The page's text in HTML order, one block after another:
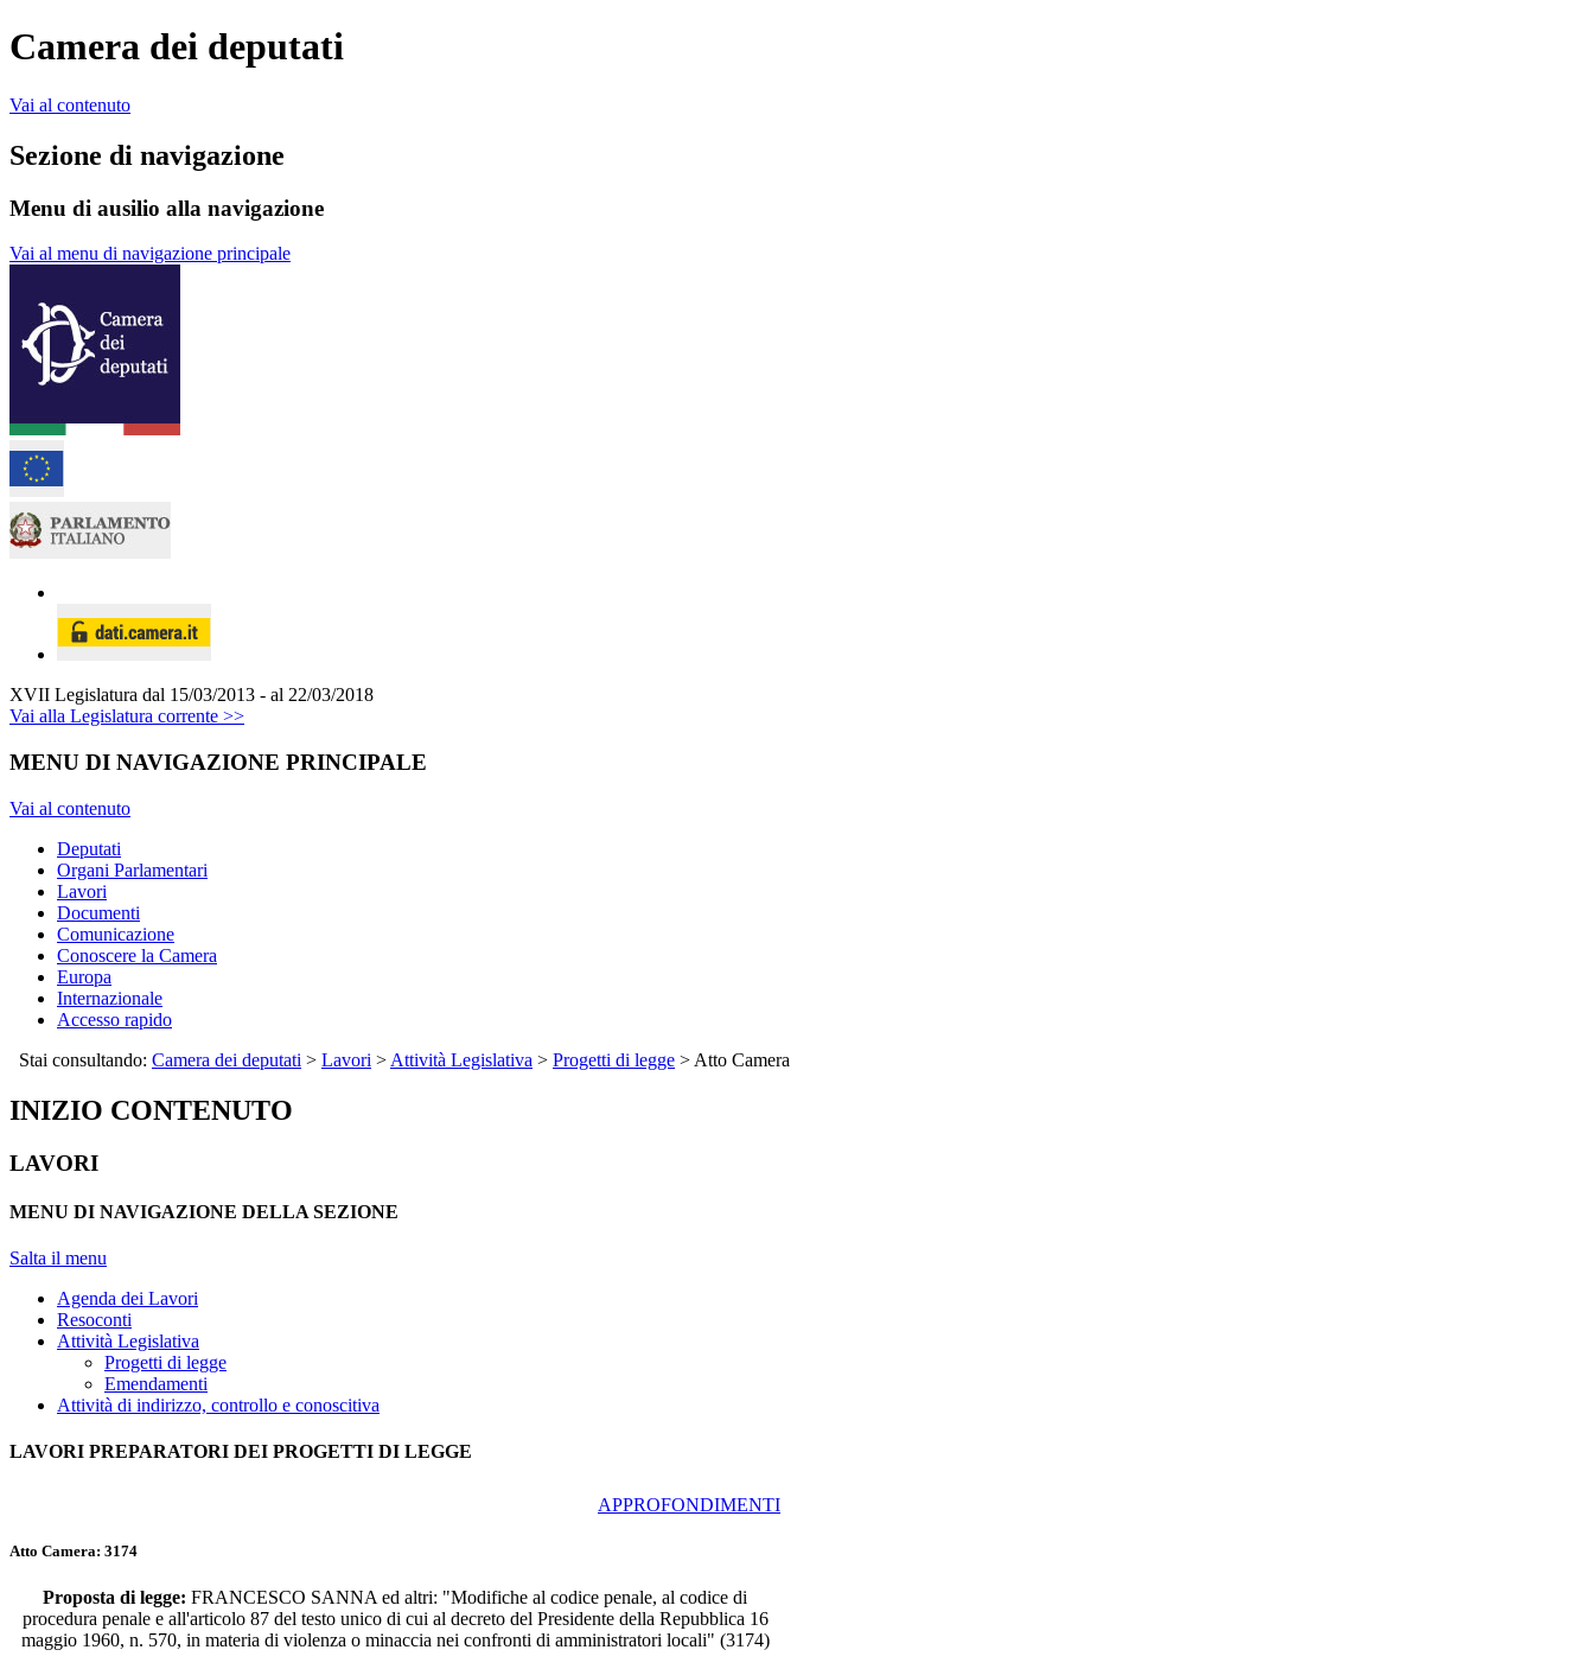
Camera dei deputati
Vai al contenuto
Sezione di navigazione
Menu di ausilio alla navigazione
Vai al menu di navigazione principale
XVII Legislatura dal 15/03/2013 - al 22/03/2018
Vai alla Legislatura corrente >>
MENU DI NAVIGAZIONE PRINCIPALE
Vai al contenuto
Deputati
Organi Parlamentari
Lavori
Documenti
Comunicazione
Conoscere la Camera
Europa
Internazionale
Accesso rapido
Stai consultando: Camera dei deputati > Lavori > Attività Legislativa > Progetti di legge > Atto Camera
INIZIO CONTENUTO
LAVORI
MENU DI NAVIGAZIONE DELLA SEZIONE
Salta il menu
Agenda dei Lavori
Resoconti
Attività Legislativa
Progetti di legge
Emendamenti
Attività di indirizzo, controllo e conoscitiva
LAVORI PREPARATORI DEI PROGETTI DI LEGGE
APPROFONDIMENTI
Atto Camera: 3174
Proposta di legge: FRANCESCO SANNA ed altri: "Modifiche al codice penale, al codice di
procedura penale e all'articolo 87 del testo unico di cui al decreto del Presidente della Repubblica 16
maggio 1960, n. 570, in materia di violenza o minaccia nei confronti di amministratori locali" (3174)